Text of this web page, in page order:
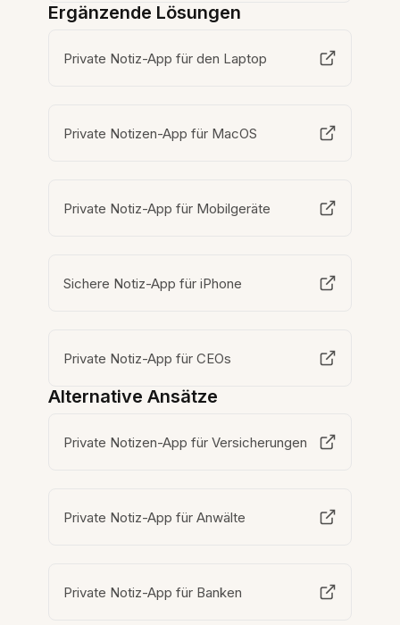
Ergänzende Lösungen
Private Notiz-App für den Laptop
Private Notizen-App für MacOS
Private Notiz-App für Mobilgeräte
Sichere Notiz-App für iPhone
Private Notiz-App für CEOs
Alternative Ansätze
Private Notizen-App für Versicherungen
Private Notiz-App für Anwälte
Private Notiz-App für Banken